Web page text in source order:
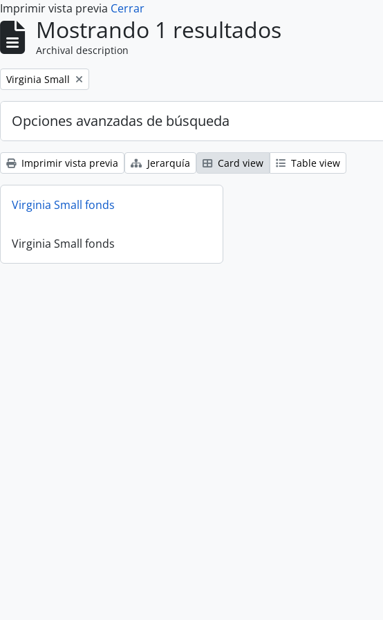
Imprimir vista previa Cerrar
Mostrando 1 resultados
Archival description
Remove filter:
Virginia Small
Opciones avanzadas de búsqueda
Imprimir vista previa Jerarquía Card view Table view
Virginia Small fonds
Virginia Small fonds